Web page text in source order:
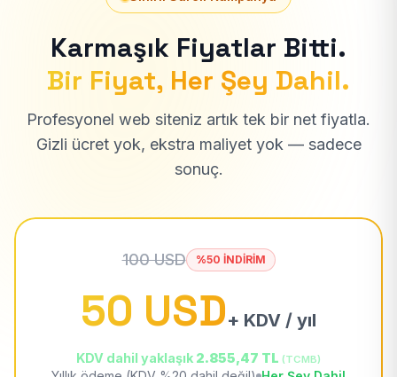
Karmaşık Fiyatlar Bitti.
Bir Fiyat, Her Şey Dahil.
Profesyonel web siteniz artık tek bir net fiyatla.
Gizli ücret yok, ekstra maliyet yok — sadece
sonuç.
100 USD %50 İNDİRİM
50 USD+ KDV / yıl
KDV dahil yaklaşık 2.855,47 TL (TCMB)